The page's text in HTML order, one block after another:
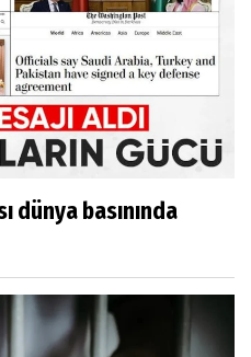
dünya basınında